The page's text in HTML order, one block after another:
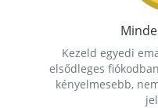
Kezeld egyedi
elsődleges
kényelmesebb,